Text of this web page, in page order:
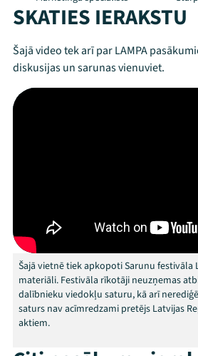
Festivāls
Programma
Arhīvs
SKATIES IERAKSTU
Šajā video tek arī par LAMPA
diskusijas un sarunas vienuviet.
Šajā vietnē tiek apkopoti Sarunu festivāla
materiāli. Festivāla rīkotāji neuzņemas
dalībnieku viedokļu saturu, kā arī
saturs nav acīmredzami pretējs Latvijas
aktiem.